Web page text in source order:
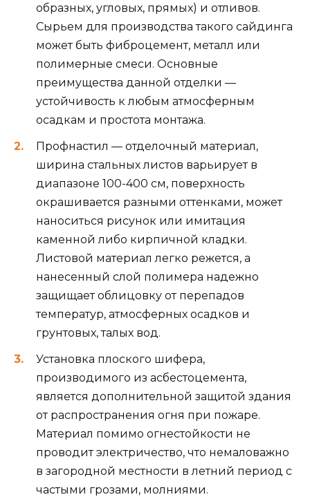
образных, угловых, прямых) и отливов.
Сырьем для производства такого сайдинга
может быть фиброцемент, металл или
полимерные смеси. Основные
преимущества данной отделки —
устойчивость к любым атмосферным
осадкам и простота монтажа.
Профнастил — отделочный материал,
ширина стальных листов варьирует в
диапазоне 100-400 см, поверхность
окрашивается разными оттенками, может
наноситься рисунок или имитация
каменной либо кирпичной кладки.
Листовой материал легко режется, а
нанесенный слой полимера надежно
защищает облицовку от перепадов
температур, атмосферных осадков и
грунтовых, талых вод.
Установка плоского шифера,
производимого из асбестоцемента,
является дополнительной защитой здания
от распространения огня при пожаре.
Материал помимо огнестойкости не
проводит электричество, что немаловажно
в загородной местности в летний период с
частыми грозами, молниями.